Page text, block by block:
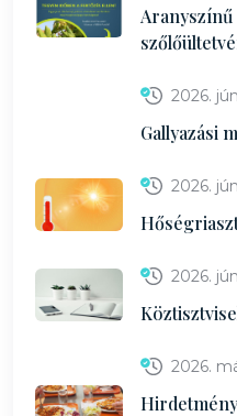
Aranyszínű
2026.
Gallyazási
2026.
2026.
2026.